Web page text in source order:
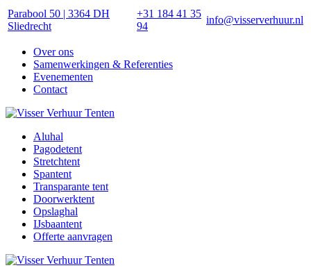
Parabool 50 | 3364 DH
Sliedrecht
+31 184 41 35
94
info@visserverhuur.nl
Over ons
Samenwerkingen & Referenties
Evenementen
Contact
Aluhal
Pagodetent
Stretchtent
Spantent
Transparante tent
Doorwerktent
Opslaghal
IJsbaantent
Offerte aanvragen